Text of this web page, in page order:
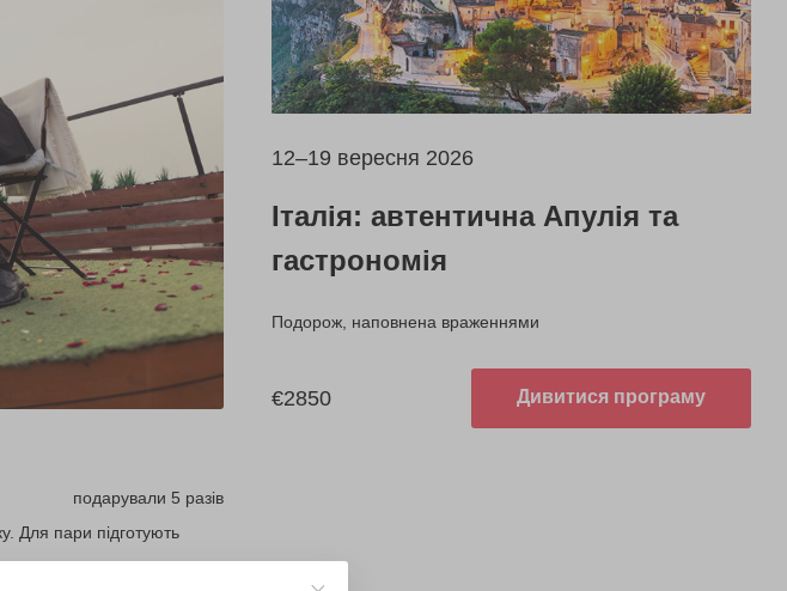
подарували 5 разів
Для пари підготують
12–19 вересня 2026
Італія: автентична Апулія та
гастрономія
Подорож, наповнена враженнями
€2850 Дивитися програму